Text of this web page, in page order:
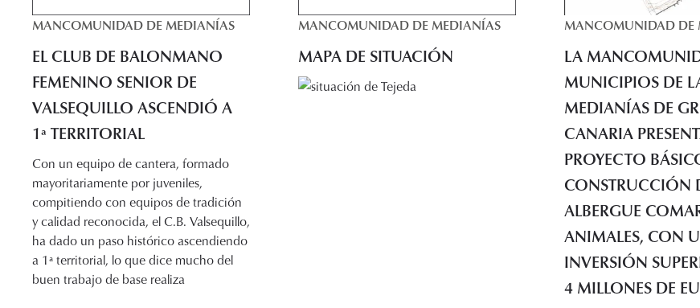
MANCOMUNIDAD DE MEDIANÍAS
EL CLUB DE BALONMANO
FEMENINO SENIOR DE
VALSEQUILLO ASCENDIÓ A
1ª TERRITORIAL
Con un equipo de cantera, formado
mayoritariamente por juveniles,
compitiendo con equipos de tradición
y calidad reconocida, el C.B. Valsequillo,
ha dado un paso histórico ascendiendo
a 1ª territorial, lo que dice mucho del
buen trabajo de base realiza
MANCOMUNIDAD DE MEDIANÍAS
MAPA DE SITUACIÓN
MANCOMUNIDAD DE
LA
MUNICIPIOS DE
MEDIANÍAS DE
CANARIA
PROYECTO
CONSTRUCCIÓN
ALBERGUE
ANIMALES, CON
INVERSIÓN
4 MILLONES DE